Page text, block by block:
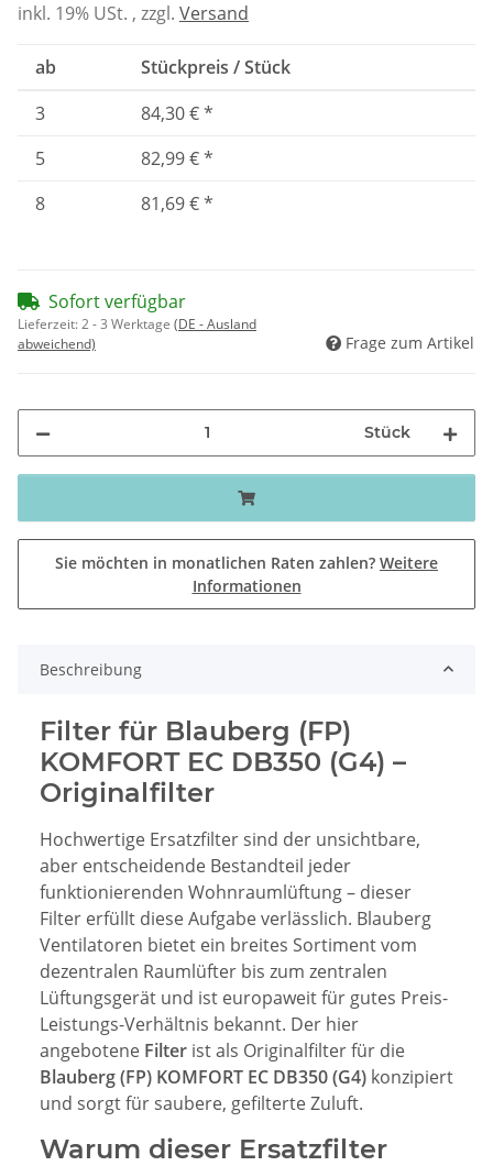
inkl. 19% USt. , zzgl. Versand
ab
Stückpreis / Stück
3
84,30 €*
5
82,99 €*
8
81,69 €*
Sofort verfügbar
Lieferzeit:2 - 3 Werktage (DE - Ausland
abweichend)
Frage zum Artikel
Stück
Sie möchten in monatlichen Raten zahlen? Weitere
Informationen
Beschreibung
Filter für Blauberg (FP)
KOMFORT EC DB350 (G4) –
Originalfilter
Hochwertige Ersatzfilter sind der unsichtbare,
aber entscheidende Bestandteil jeder
funktionierenden Wohnraumlüftung – dieser
Filter erfüllt diese Aufgabe verlässlich. Blauberg
Ventilatoren bietet ein breites Sortiment vom
dezentralen Raumlüfter bis zum zentralen
Lüftungsgerät und ist europaweit für gutes Preis-
Leistungs-Verhältnis bekannt. Der hier
angebotene Filter ist als Originalfilter für die
Blauberg (FP) KOMFORT EC DB350 (G4) konzipiert
und sorgt für saubere, gefilterte Zuluft.
Warum dieser Ersatzfilter